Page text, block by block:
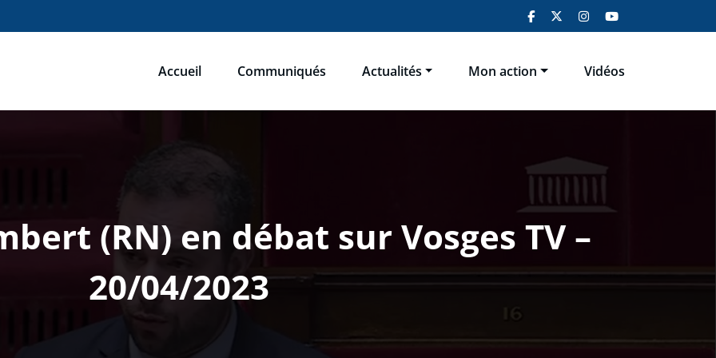
Sébastien Humbert
Accueil Communiqués Actualités Mon action Vidéos
(RN) en débat sur Vosges TV –
20/04/2023